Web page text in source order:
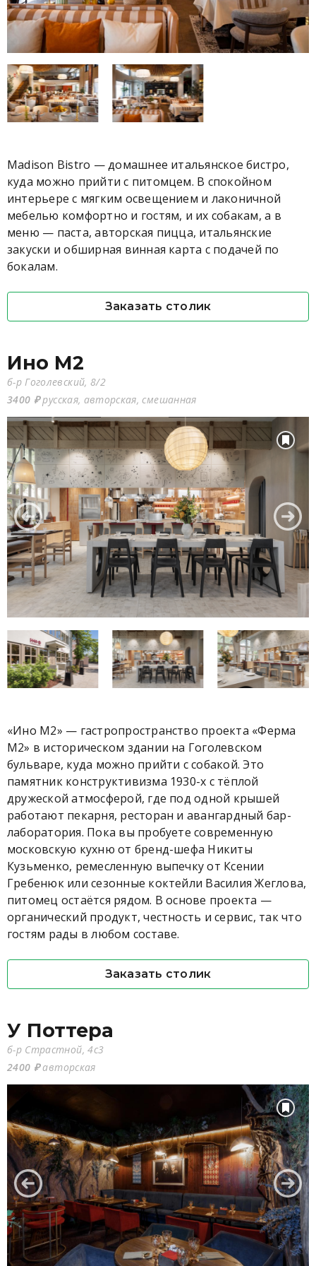
Madison Bistro — домашнее итальянское бистро,
куда можно прийти с питомцем. В спокойном
интерьере с мягким освещением и лаконичной
мебелью комфортно и гостям, и их собакам, а в
меню — паста, авторская пицца, итальянские
закуски и обширная винная карта с подачей по
бокалам.
Заказать столик
Ино М2
б-р Гоголевский, 8/2
3400 ₽русская, авторская, смешанная
«Ино М2» — гастропространство проекта «Ферма
М2» в историческом здании на Гоголевском
бульваре, куда можно прийти с собакой. Это
памятник конструктивизма 1930-х с тёплой
дружеской атмосферой, где под одной крышей
работают пекарня, ресторан и авангардный бар-
лаборатория. Пока вы пробуете современную
московскую кухню от бренд-шефа Никиты
Кузьменко, ремесленную выпечку от Ксении
Гребенюк или сезонные коктейли Василия Жеглова,
питомец остаётся рядом. В основе проекта —
органический продукт, честность и сервис, так что
гостям рады в любом составе.
Заказать столик
У Поттера
б-р Страстной, 4с3
2400 ₽авторская